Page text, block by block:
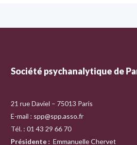
Société psychanalytique de
21 rue Daviel – 75013 Paris
E-mail : spp@spp.asso.fr
Tél. : 01 43 29 66 70
Présidente : Emmanuelle Chervet